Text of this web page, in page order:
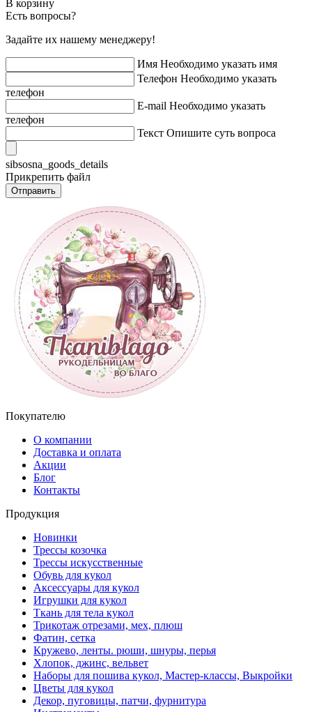
В корзину
Есть вопросы?
Задайте их нашему менеджеру!
Имя Необходимо указать имя
Телефон Необходимо указать
телефон
E-mail Необходимо указать
телефон
Текст Опишите суть вопроса
sibsosna_goods_details
Прикрепить файл
Отправить
Покупателю
О компании
Доставка и оплата
Акции
Блог
Контакты
Продукция
Новинки
Трессы козочка
Трессы искусственные
Обувь для кукол
Аксессуары для кукол
Игрушки для кукол
Ткань для тела кукол
Трикотаж отрезами, мех, плюш
Фатин, сетка
Кружево, ленты. рюши, шнуры, перья
Хлопок, джинс, вельвет
Наборы для пошива кукол, Мастер-классы, Выкройки
Цветы для кукол
Декор, пуговицы, патчи, фурнитура